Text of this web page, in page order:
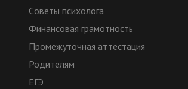
Cоветы психолога
Финансовая грамотность
Промежуточная аттестация
Родителям
ЕГЭ